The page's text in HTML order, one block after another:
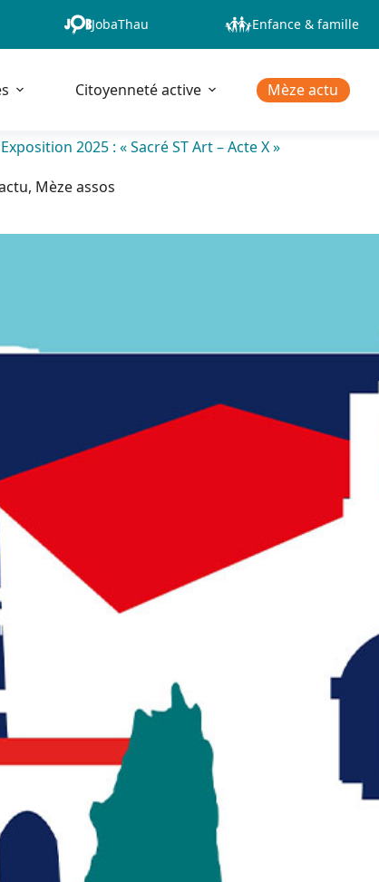
JobaThau Enfance & famille
Citoyenneté active Mèze actu
2025 : « Sacré ST Art – Acte X »
, Mèze assos